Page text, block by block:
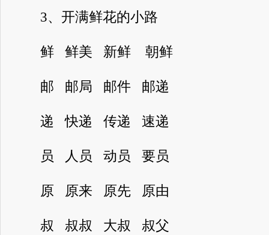
3、开满鲜花的小路
鲜 鲜美 新鲜 朝鲜
邮 邮局 邮件 邮递
递 快递 传递 速递
员 人员 动员 要员
原 原来 原先 原由
叔 叔叔 大叔 叔父